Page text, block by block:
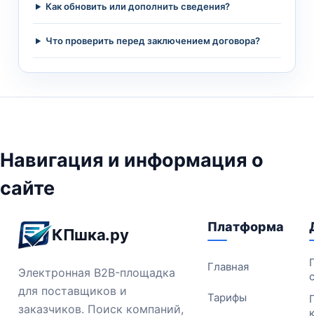
Как обновить или дополнить сведения?
Что проверить перед заключением договора?
Навигация и информация о
сайте
КПшка.ру
Электронная B2B-площадка
для поставщиков и
заказчиков. Поиск компаний,
Платформа
Главная
Тарифы